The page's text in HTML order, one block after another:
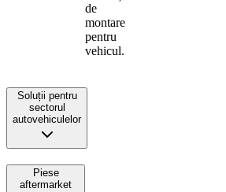
de
montare
pentru
vehicul.
Soluții pentru
sectorul
autovehiculelor
Piese
aftermarket